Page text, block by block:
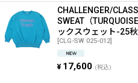
CHALLENGER/
SWEAT（
ックスウェット-25秋
[CLG-SW 025-012]
¥ 17,600 (税込)